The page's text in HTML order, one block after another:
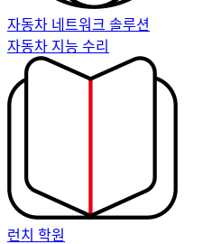
자동차 네트워크 솔루션
자동차 지능 수리
런치 학원